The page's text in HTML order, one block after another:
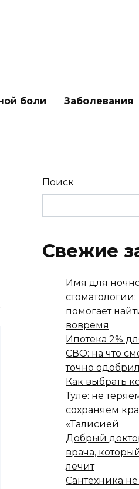
боли Заболевания
Поиск
Свежие
Имя для
помогает
вовремя
Ипотека 2%
СВО: на что
точно
Как выбрать
Туле: не
сохраняем
«Талисией
Добрый
врача,
лечит
Сантехника